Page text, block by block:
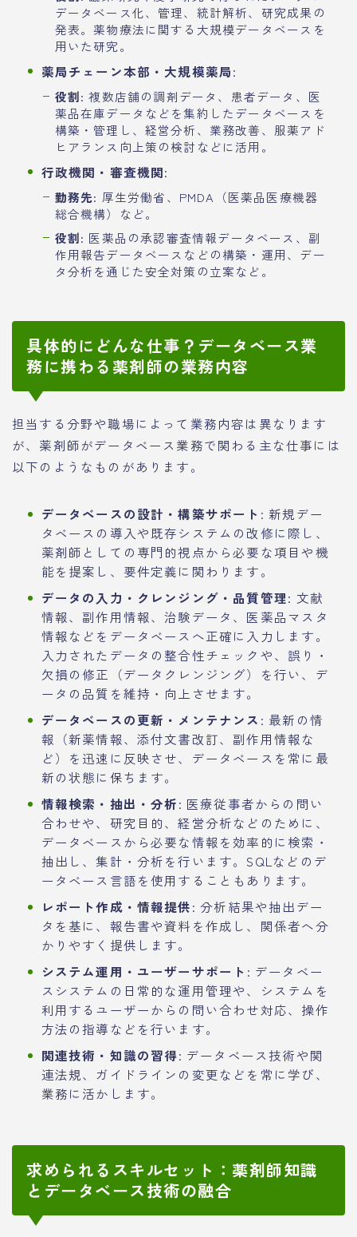
データベース化、管理、統計解析、研究成果の
発表。薬物療法に関する大規模データベースを
用いた研究。
薬局チェーン本部・大規模薬局:
役割: 複数店舗の調剤データ、患者データ、医
薬品在庫データなどを集約したデータベースを
構築・管理し、経営分析、業務改善、服薬アド
ヒアランス向上策の検討などに活用。
行政機関・審査機関:
勤務先: 厚生労働省、PMDA（医薬品医療機器
総合機構）など。
役割: 医薬品の承認審査情報データベース、副
作用報告データベースなどの構築・運用、デー
タ分析を通じた安全対策の立案など。
具体的にどんな仕事？データベース業
務に携わる薬剤師の業務内容
担当する分野や職場によって業務内容は異なります
が、薬剤師がデータベース業務で関わる主な仕事には
以下のようなものがあります。
データベースの設計・構築サポート : 新規デー
タベースの導入や既存システムの改修に際し、
薬剤師としての専門的視点から必要な項目や機
能を提案し、要件定義に関わります。
データの入力・クレンジング・品質管理: 文献
情報、副作用情報、治験データ、医薬品マスタ
情報などをデータベースへ正確に入力します。
入力されたデータの整合性チェックや、誤り・
欠損の修正（データクレンジング）を行い、デ
ータの品質を維持・向上させます。
データベースの更新・メンテナンス : 最新の情
報（新薬情報、添付文書改訂、副作用情報な
ど）を迅速に反映させ、データベースを常に最
新の状態に保ちます。
情報検索・抽出・分析: 医療従事者からの問い
合わせや、研究目的、経営分析などのために、
データベースから必要な情報を効率的に検索・
抽出し、集計・分析を行います。SQLなどのデ
ータベース言語を使用することもあります。
レポート作成・情報提供: 分析結果や抽出デー
タを基に、報告書や資料を作成し、関係者へ分
かりやすく提供します。
システム運用・ユーザーサポート : データベー
スシステムの日常的な運用管理や、システムを
利用するユーザーからの問い合わせ対応、操作
方法の指導などを行います。
関連技術・知識の習得: データベース技術や関
連法規、ガイドラインの変更などを常に学び、
業務に活かします。
求められるスキルセット：薬剤師知識
とデータベース技術の融合